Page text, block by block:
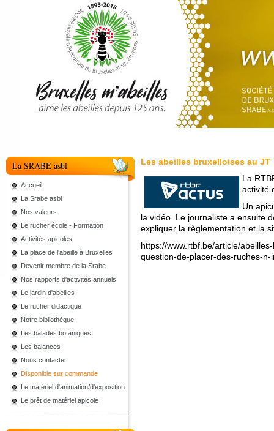
La SRABE asbl
Accueil
La Srabe asbl
Nos valeurs
Le rucher école - Formation
Activités apicoles
La place de l'abeille à Bruxelles
Devenir membre de la Srabe
Nos rapports d'activités annuels
Le jardin d'abeilles
Le rucher didactique
Notre bibliothèque
Les balades botaniques
Les balances
Nous contacter
Disponible sur commande
Le matériel d'animation/d'exposition
Le prêt de matériel apicole
Les abeilles bruxelloises au JT
La
activité
Un
la vidéo. Le journaliste a ensuite
expliquer la règlementation et la
https://www.rtbf.be/article/
question-de-placer-des-ruches-